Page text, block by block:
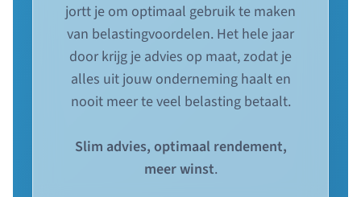
jortt je om optimaal gebruik te maken
van belastingvoordelen. Het hele jaar
door krijg je advies op maat, zodat je
alles uit jouw onderneming haalt en
nooit meer te veel belasting betaalt.
Slim advies, optimaal rendement,
meer winst.